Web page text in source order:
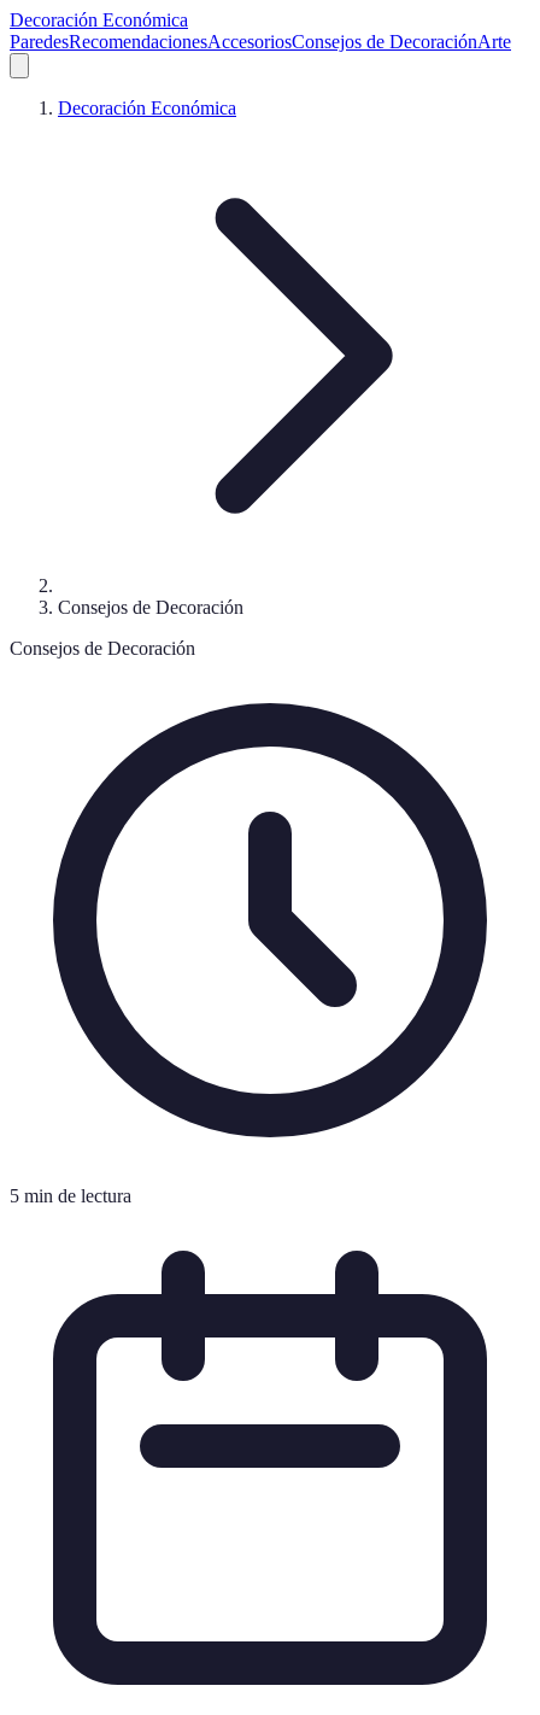
Decoración Económica
ParedesRecomendacionesAccesoriosConsejos de DecoraciónArte
Decoración Económica
Consejos de Decoración
Consejos de Decoración
5 min de lectura